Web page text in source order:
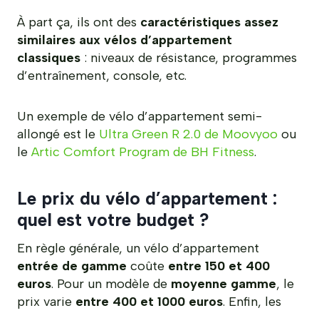
À part ça, ils ont des caractéristiques assez
similaires aux vélos d’appartement
classiques : niveaux de résistance, programmes
d’entraînement, console, etc.
Un exemple de vélo d’appartement semi-
allongé est le Ultra Green R 2.0 de Moovyoo ou
le Artic Comfort Program de BH Fitness.
Le prix du vélo d’appartement :
quel est votre budget ?
En règle générale, un vélo d’appartement
entrée de gamme coûte entre 150 et 400
euros. Pour un modèle de moyenne gamme, le
prix varie entre 400 et 1000 euros. Enfin, les